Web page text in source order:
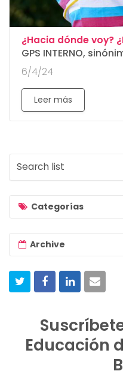
¿Hacia dónde voy?
GPS INTERNO,
6/4/24
Leer más
i
Categorías
Archive
Educación